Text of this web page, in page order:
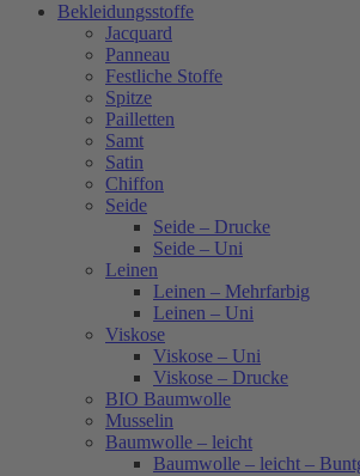
Bekleidungsstoffe
Jacquard
Panneau
Festliche Stoffe
Spitze
Pailletten
Samt
Satin
Chiffon
Seide
Seide – Drucke
Seide – Uni
Leinen
Leinen – Mehrfarbig
Leinen – Uni
Viskose
Viskose – Uni
Viskose – Drucke
BIO Baumwolle
Musselin
Baumwolle – leicht
Baumwolle – leicht –